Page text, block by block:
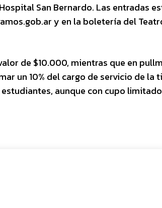
San Bernardo. Las entradas
y en la boletería del
de $10.000, mientras que en
un 10% del cargo de servicio de la
aunque con cupo limitado